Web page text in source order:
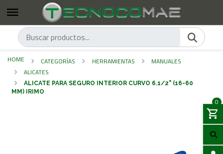
0
HOME CATEGORÍAS HERRAMIENTAS
MANUALES
ALICATES
ALICATE PARA SEGURO INTERIOR CURVO 6.1/2" (16-60
MM) IRIMO